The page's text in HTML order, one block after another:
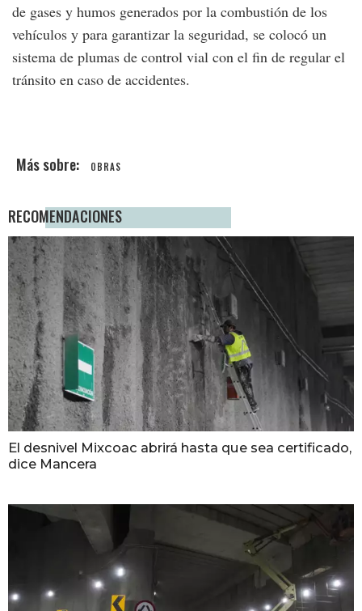
de gases y humos generados por la combustión de los
vehículos y para garantizar la seguridad, se colocó un
sistema de plumas de control vial con el fin de regular el
tránsito en caso de accidentes.
OBRAS
RECOMENDACIONES
El desnivel Mixcoac abrirá hasta que sea certificado,
dice Mancera